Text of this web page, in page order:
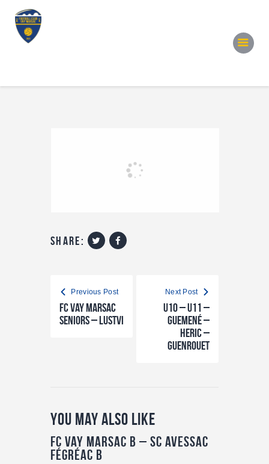
share:
Previous Post
FC Vay Marsac
Seniors – LUSTVI
Next Post
U10 – U11 –
Guemené –
Heric –
Guenrouet
You May Also Like
FC Vay Marsac B – SC Avessac
Fégréac B